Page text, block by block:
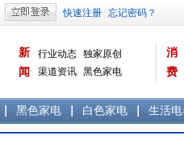
新
闻
行业动态 独家原创
渠道资讯 黑色家电
消
费
黑色家电 白色家电 生活